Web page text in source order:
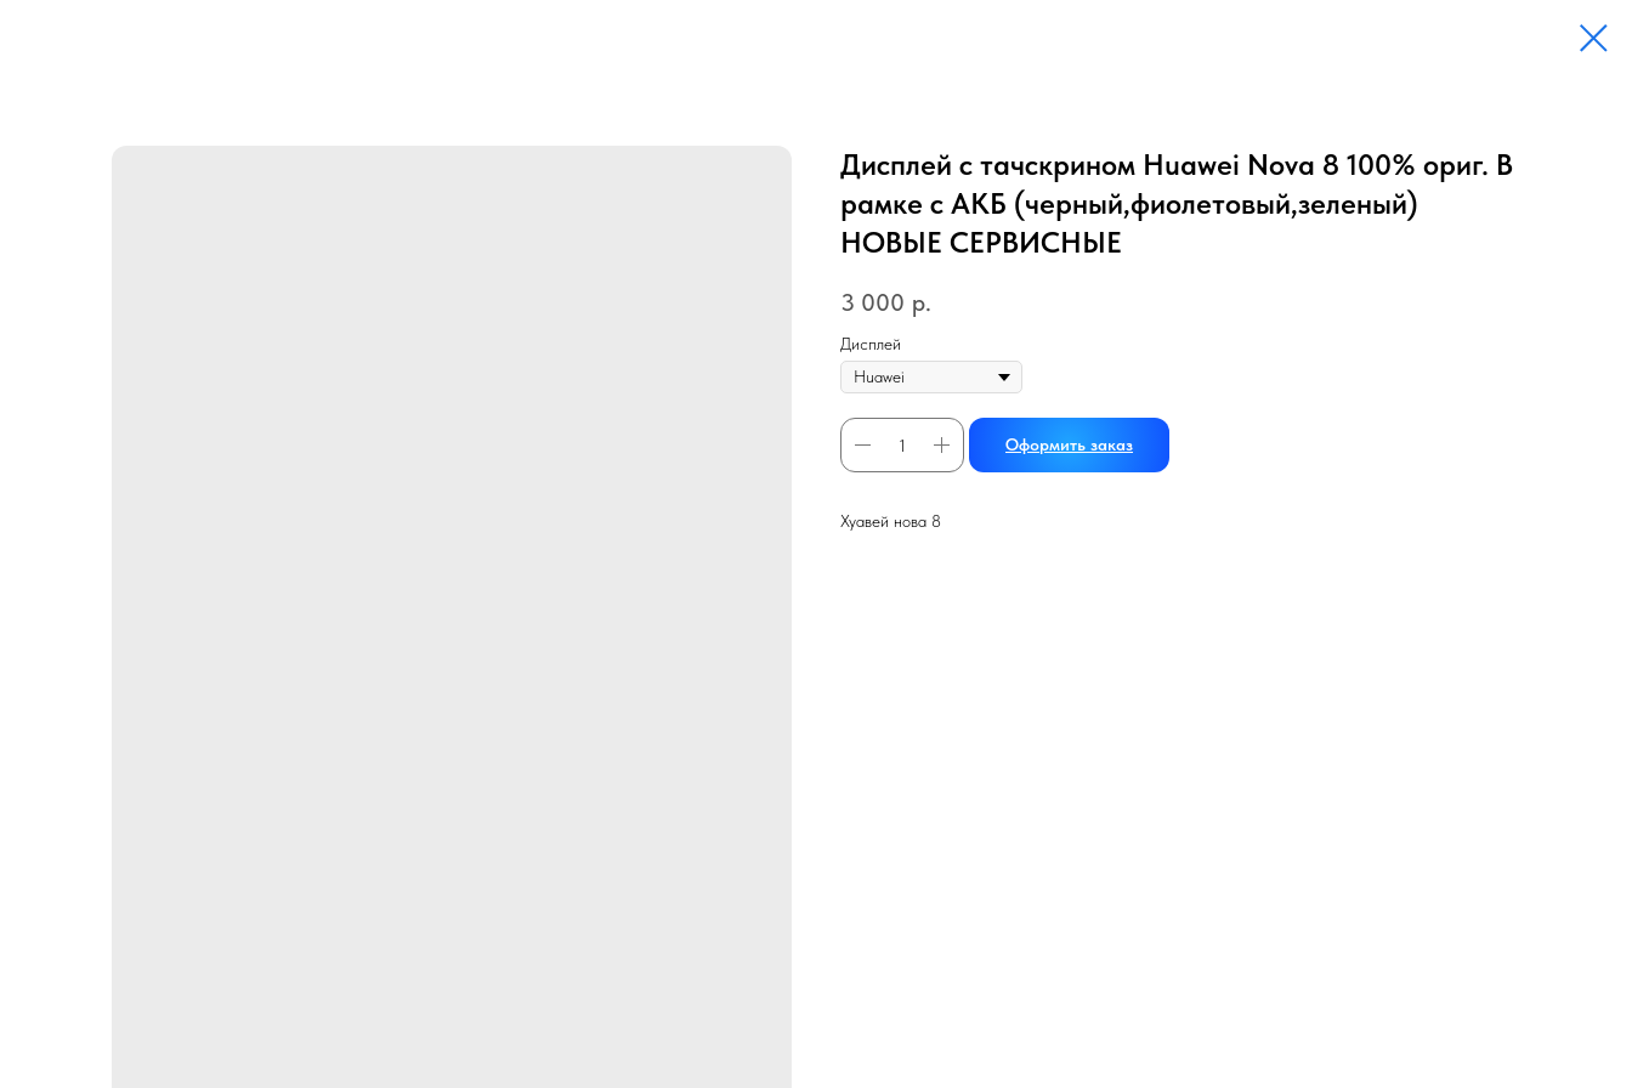
Дисплей с тачскрином Huawei Nova 8 100% ориг. В
рамке с АКБ (черный,фиолетовый,зеленый)
НОВЫЕ СЕРВИСНЫЕ
3 000 р.
Дисплей
Оформить заказ
Хуавей нова 8